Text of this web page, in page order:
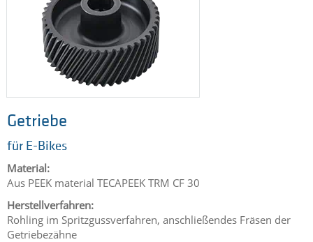
Getriebe
für E-Bikes
Material:
Aus PEEK material TECAPEEK TRM CF 30
Herstellverfahren:
Rohling im Spritzgussverfahren, anschließendes Fräsen der
Getriebezähne